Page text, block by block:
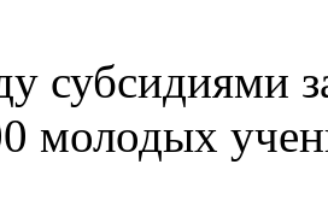
субсидиями
молодых